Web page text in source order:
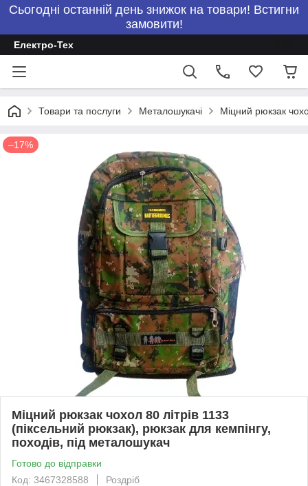
Сьогодні останній день знижок на товари! Встигни
замовити!
Електро-Тех
Товари та послуги Металошукачі Міцний рюкзак
–17%
Міцний рюкзак чохол 80 літрів 1133
(піксельний рюкзак), рюкзак для кемпінгу,
походів, під металошукач
Готово до відправки
Код: 3467328588
Роздріб